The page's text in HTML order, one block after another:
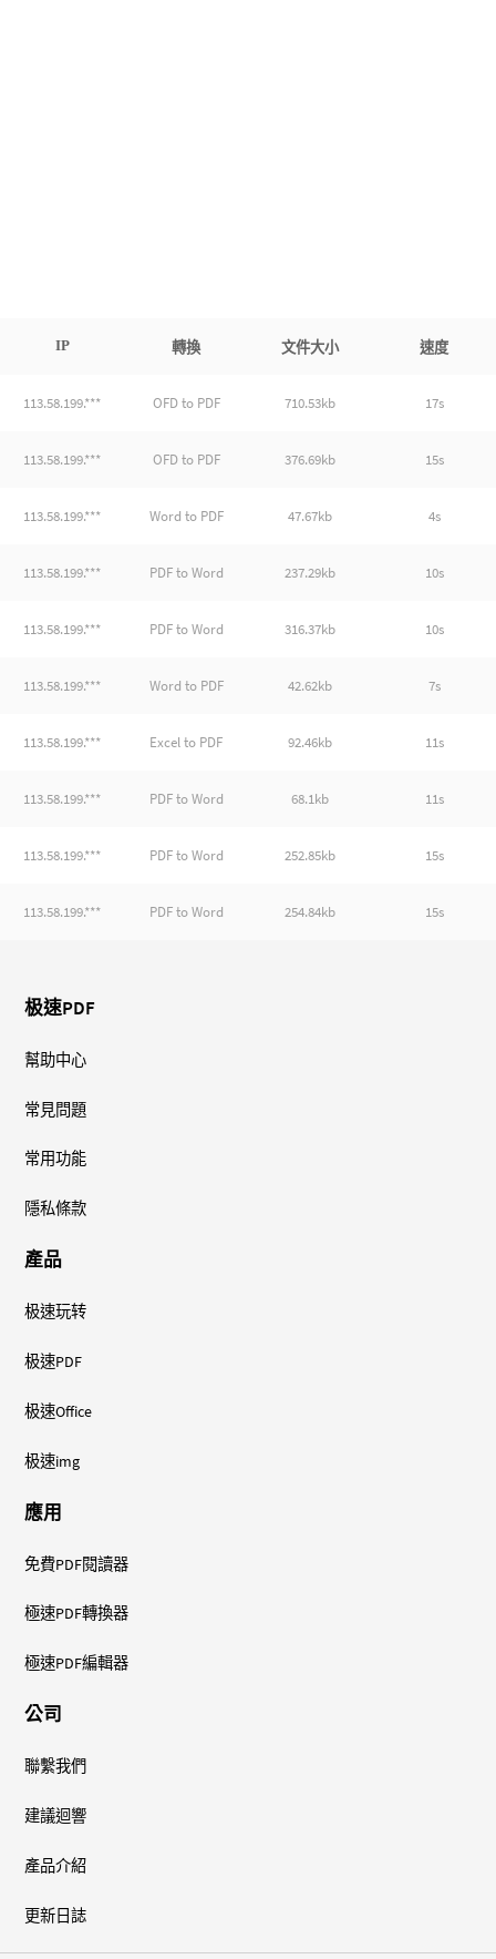
IP 轉換 文件大小 速度
113.58.199.*** OFD to PDF 710.53kb 17s
113.58.199.*** OFD to PDF 376.69kb 15s
113.58.199.*** Word to PDF 47.67kb 4s
113.58.199.*** PDF to Word 237.29kb 10s
113.58.199.*** PDF to Word 316.37kb 10s
113.58.199.*** Word to PDF 42.62kb 7s
113.58.199.*** Excel to PDF 92.46kb 11s
113.58.199.*** PDF to Word 68.1kb 11s
113.58.199.*** PDF to Word 252.85kb 15s
113.58.199.*** PDF to Word 254.84kb 15s
极速PDF
幫助中心
常見問題
常用功能
隱私條款
產品
极速玩转
极速PDF
极速Office
极速img
應用
免費PDF閱讀器
極速PDF轉換器
極速PDF編輯器
公司
聯繫我們
建議迴響
產品介紹
更新日誌